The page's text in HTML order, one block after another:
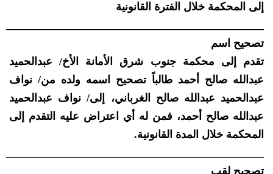
إلى المحكمة خلال الفترة القانونية
تصحيح اسم
تقدم إلى محكمة جنوب شرق الأمانة الأخ/ عبدالحميد
عبدالله صالح أحمد طالباً تصحيح اسمه ولده من/ نواف
عبدالحميد عبدالله صالح الغرباني، إلى/ نواف عبدالحميد
عبدالله صالح أحمد، فمن له أي اعتراض عليه التقدم إلى
المحكمة خلال المدة القانونية.
تصحيح لقب